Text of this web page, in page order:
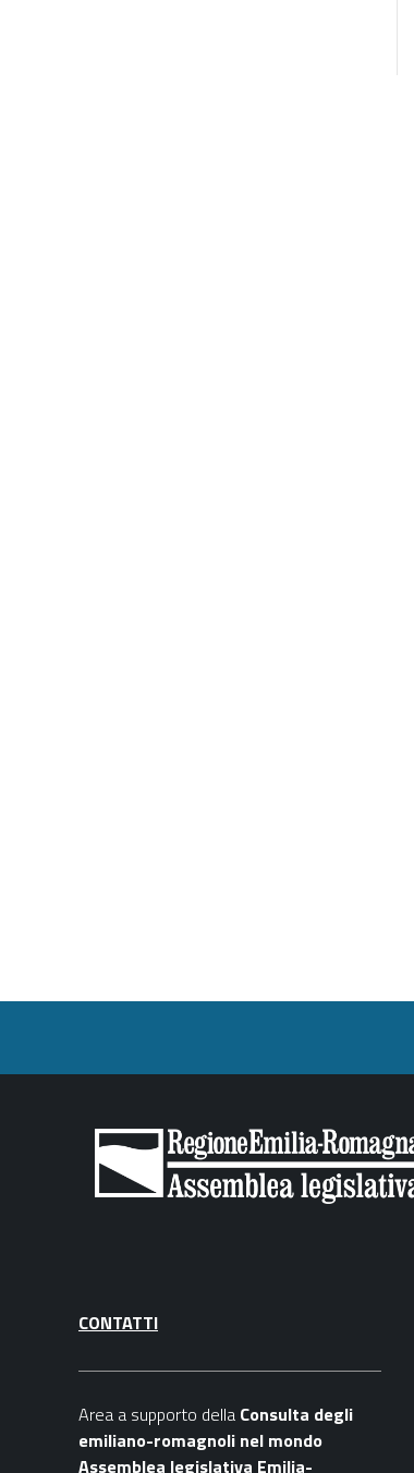
CONTATTI
Area a supporto della Consulta degli
emiliano-romagnoli nel mondo
Assemblea legislativa Emilia-